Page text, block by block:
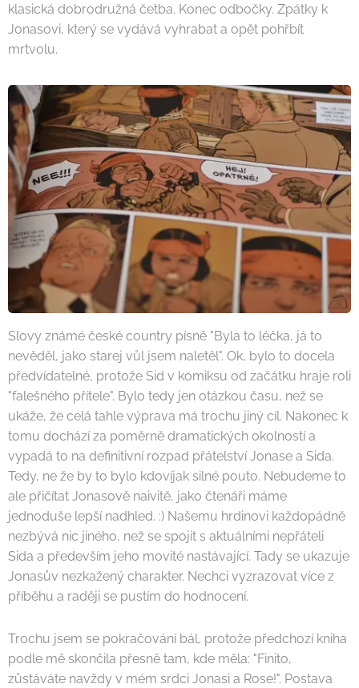
klasická dobrodružná četba. Konec odbočky. Zpátky k
Jonasovi, který se vydává vyhrabat a opět pohřbít
mrtvolu.
Slovy známé české country písně "Byla to léčka, já to
nevěděl, jako starej vůl jsem naletěl". Ok, bylo to docela
předvídatelné, protože Sid v komiksu od začátku hraje roli
"falešného přítele". Bylo tedy jen otázkou času, než se
ukáže, že celá tahle výprava má trochu jiný cíl. Nakonec k
tomu dochází za poměrně dramatických okolností a
vypadá to na definitivní rozpad přátelství Jonase a Sida.
Tedy, ne že by to bylo kdovíjak silné pouto. Nebudeme to
ale přičítat Jonasově naivitě, jako čtenáři máme
jednoduše lepší nadhled. :) Našemu hrdinovi každopádně
nezbývá nic jiného, než se spojit s aktuálními nepřáteli
Sida a především jeho movité nastávající. Tady se ukazuje
Jonasův nezkažený charakter. Nechci vyzrazovat více z
příběhu a raději se pustím do hodnocení.
Trochu jsem se pokračování bál, protože předchozí kniha
podle mě skončila přesně tam, kde měla: "Finito,
zůstáváte navždy v mém srdci Jonasi a Rose!". Postava